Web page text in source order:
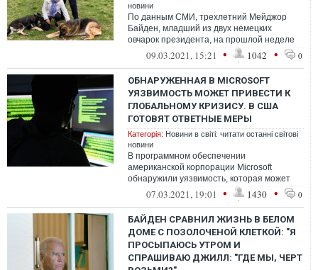
новини
По данным СМИ, трехлетний Мейджор
Байден, младший из двух немецких
овчарок президента, на прошлой неделе
начал вести себя агрессивно
09.03.2021, 15:21 • 1042 • 0
ОБНАРУЖЕННАЯ В MICROSOFT
УЯЗВИМОСТЬ МОЖЕТ ПРИВЕСТИ К
ГЛОБАЛЬНОМУ КРИЗИСУ. В США
ГОТОВЯТ ОТВЕТНЫЕ МЕРЫ
Категорія: Новини в світі: читати останні світові
новини
В программном обеспечении
американской корпорации Microsoft
обнаружили уязвимость, которая может
обернуться глобальным кризисом из-
за масштабной утечк...
07.03.2021, 19:01 • 1430 • 0
БАЙДЕН СРАВНИЛ ЖИЗНЬ В БЕЛОМ
ДОМЕ С ПОЗОЛОЧЕНОЙ КЛЕТКОЙ: "Я
ПРОСЫПАЮСЬ УТРОМ И
СПРАШИВАЮ ДЖИЛЛ: "ГДЕ МЫ, ЧЕРТ